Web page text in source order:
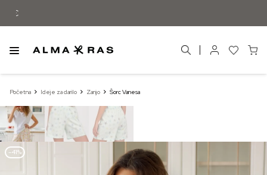
Početna Ideje za darilo Zanjo Šorc Vanesa
–41%